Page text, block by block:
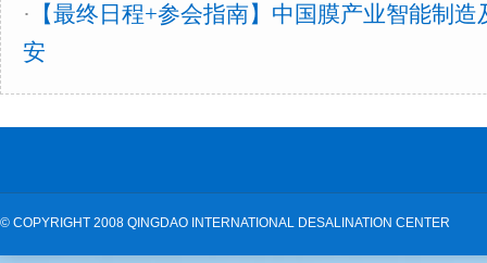
· 【最终日程+参会指南】中国膜产业智能制
安
© COPYRIGHT 2008 QINGDAO INTERNATIONAL DESALINATION CENTER